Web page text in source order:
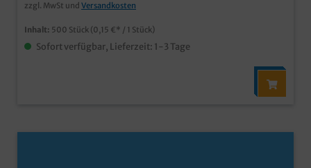
zzgl. MwSt und Versandkosten
Inhalt: 500 Stück (0,15 €* / 1 Stück)
Sofort verfügbar, Lieferzeit: 1-3 Tage